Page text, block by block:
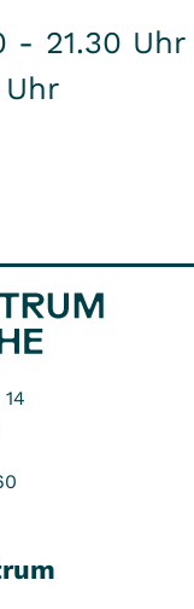
- 21.30 Uhr